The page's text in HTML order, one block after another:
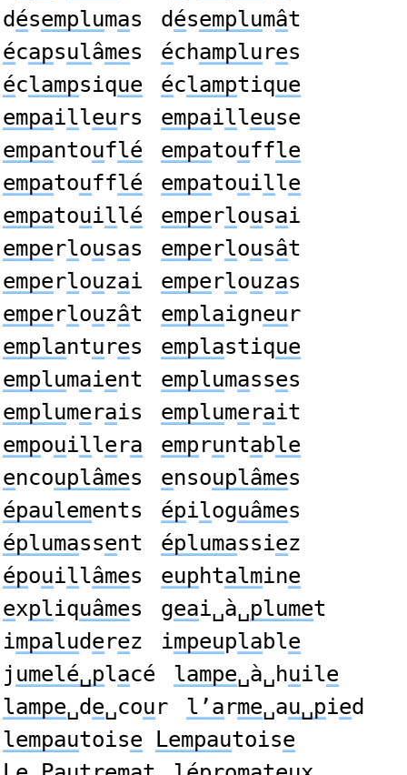
désemplumas désemplumât
écapsulâmes échamplures
éclampsique éclamptique
empailleurs empailleuse
empantouflé empatouffle
empatoufflé empatouille
empatouillé emperlousai
emperlousas emperlousât
emperlouzai emperlouzas
emperlouzât emplaigneur
emplantures emplastique
emplumaient emplumasses
emplumerais emplumerait
empouillera empruntable
encouplâmes ensouplâmes
épaulements épiloguâmes
éplumassent éplumassiez
épouillâmes euphtalmine
expliquâmes geai␣à␣plumet
impaluderez impeuplable
j umelé␣placé lampe␣à␣huile
lampe␣de␣cour l’arme␣au␣pied
lempautoise Lempautoise